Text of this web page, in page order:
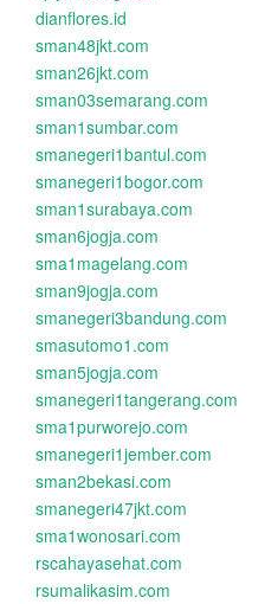
dianflores.id
sman48jkt.com
sman26jkt.com
sman03semarang.com
sman1sumbar.com
smanegeri1bantul.com
smanegeri1bogor.com
sman1surabaya.com
sman6jogja.com
sma1magelang.com
sman9jogja.com
smanegeri3bandung.com
smasutomo1.com
sman5jogja.com
smanegeri1tangerang.com
sma1purworejo.com
smanegeri1jember.com
sman2bekasi.com
smanegeri47jkt.com
sma1wonosari.com
rscahayasehat.com
rsumalikasim.com